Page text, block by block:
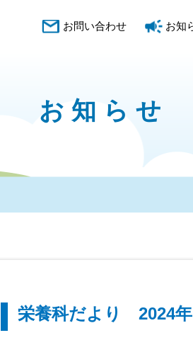
お知
お問い合わせ
お知らせ
栄養科だより 2024年